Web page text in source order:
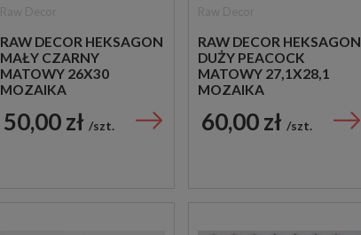
RAW DECOR HEKSAGON
MAŁY CZARNY
MATOWY 26X30
MOZAIKA
50,00 zł szt.
RAW DECOR HEKSAGON
DUŻY PEACOCK
MATOWY 27,1X28,1
MOZAIKA
60,00 zł szt.